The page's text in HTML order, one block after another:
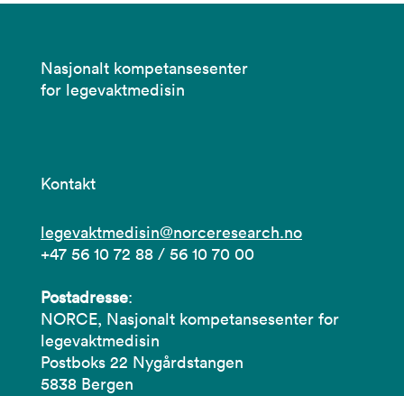
Nasjonalt kompetansesenter
for legevaktmedisin
Kontakt
legevaktmedisin@norceresearch.no
+47 56 10 72 88 / 56 10 70 00
Postadresse:
NORCE, Nasjonalt kompetansesenter for
legevaktmedisin
Postboks 22 Nygårdstangen
5838 Bergen